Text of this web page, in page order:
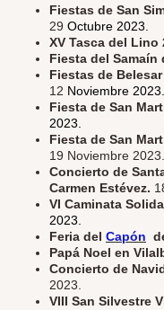
Fiestas de San
29 Octubre 2023.
XV Tasca del Lino
Fiesta del Samaín
Fiestas de
12 Noviembre 2023.
Fiesta de San
2023.
Fiesta de San
19 Noviembre 2023.
Concierto de
Carmen Estévez.
VI Caminata
2023.
Feria del Capón
Papá Noel en
Concierto de
2023.
VIII San Silvestre